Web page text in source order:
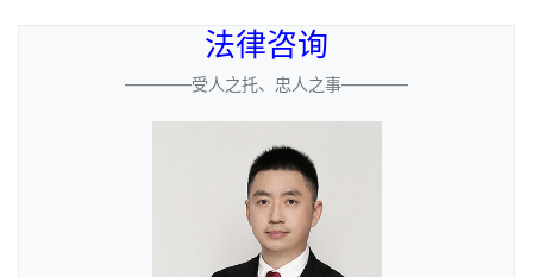
法律咨询
————受人之托、忠人之事————